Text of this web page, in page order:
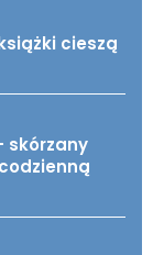
cieszą
skórzany